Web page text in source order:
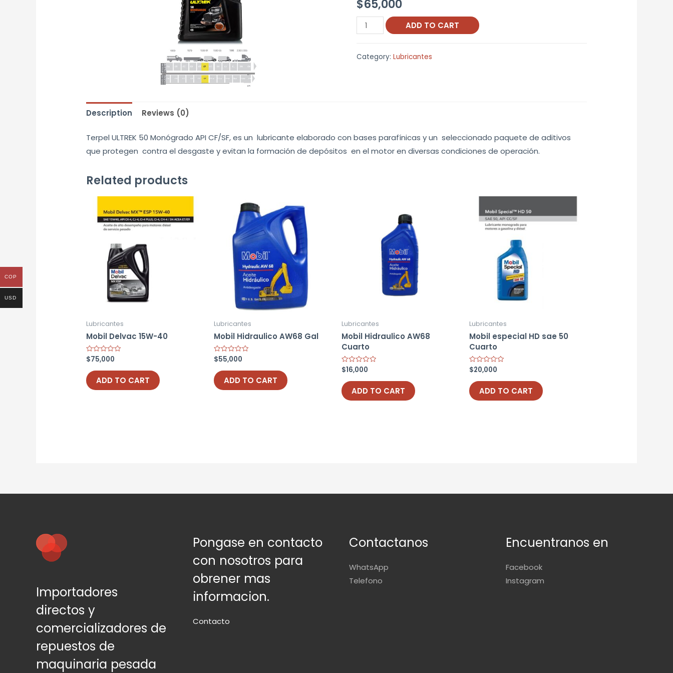
$65,000
Terpel
ULTREK
monogrado
ADD TO CART
Category: Lubricantes
Description Reviews (0)
Terpel ULTREK 50 Monógrado API CF/SF, es un lubricante elaborado con bases parafínicas y un seleccionado paquete de aditivos
que protegen contra el desgaste y evitan la formación de depósitos en el motor en diversas condiciones de operación.
Related products
Lubricantes
Mobil Delvac 15W-40
Rated
0
out
of
5
$75,000
ADD TO CART
Lubricantes
Mobil Hidraulico AW68 Gal
Rated
0
out
of
5
$55,000
ADD TO CART
Lubricantes
Mobil Hidraulico AW68
Cuarto
Rated
0
out
of
5
$16,000
ADD TO CART
Lubricantes
Mobil especial HD sae 50
Cuarto
Rated
0
out
of
5
$20,000
ADD TO CART
Importadores
directos y
comercializadores de
repuestos de
maquinaria pesada
Pongase en contacto
con nosotros para
obrener mas
informacion.
Contacto
Contactanos
WhatsApp
Telefono
Encuentranos en
Facebook
Instagram
COP
USD